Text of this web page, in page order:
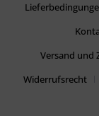
Versand und
Widerrufsrecht